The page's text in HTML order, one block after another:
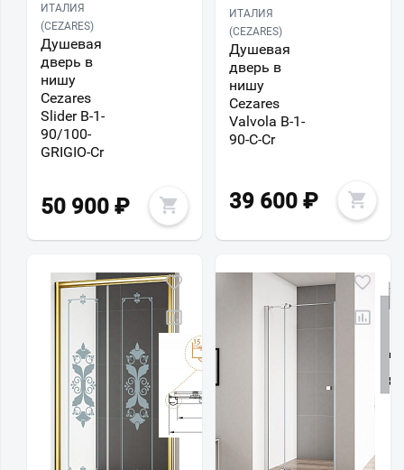
ИТАЛИЯ
(CEZARES)
Душевая
дверь в
нишу
Cezares
Slider B-1-
90/100-
GRIGIO-Cr
50 900 ₽
ИТАЛИЯ
(CEZARES)
Душевая
дверь в
нишу
Cezares
Valvola B-1-
90-C-Cr
39 600 ₽